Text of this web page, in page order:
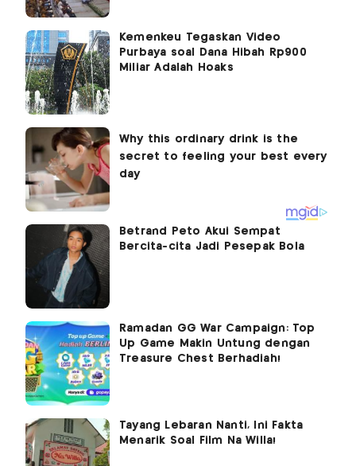
Kemenkeu Tegaskan Video
Purbaya soal Dana Hibah Rp900
Miliar Adalah Hoaks
Betrand Peto Akui Sempat
Bercita-cita Jadi Pesepak Bola
Ramadan GG War Campaign: Top
Up Game Makin Untung dengan
Treasure Chest Berhadiah!
Tayang Lebaran Nanti, Ini Fakta
Menarik Soal Film Na Willa!